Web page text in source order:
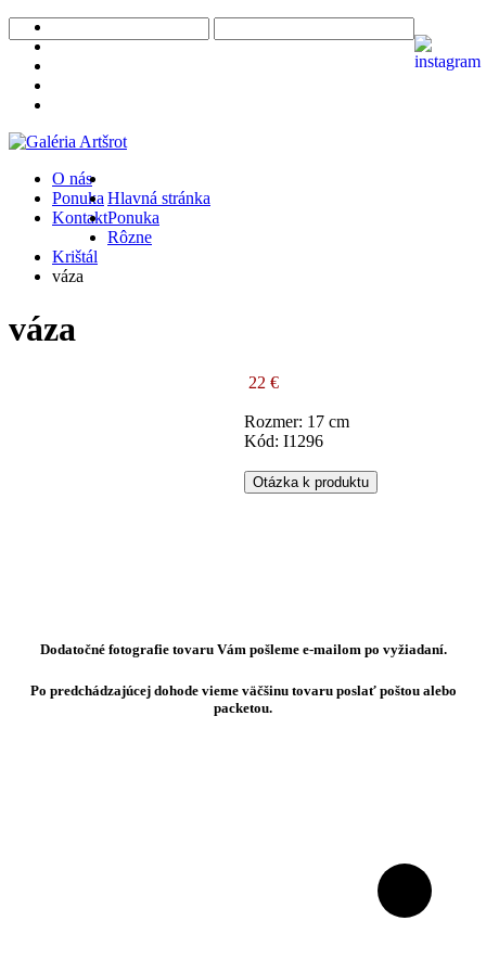
O nás
Ponuka
Kontakt
Hlavná stránka
Ponuka
Rôzne
Krištál
váza
váza
22 €
Rozmer: 17 cm
Kód: I1296
Otázka k produktu
Dodatočné fotografie tovaru Vám pošleme e-mailom po vyžiadaní.
Po predchádzajúcej dohode vieme väčšinu tovaru poslať poštou alebo
packetou.